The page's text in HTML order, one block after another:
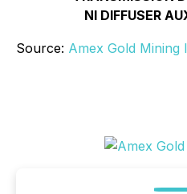
NI DIFFUSER
Source: Amex Gold Mining